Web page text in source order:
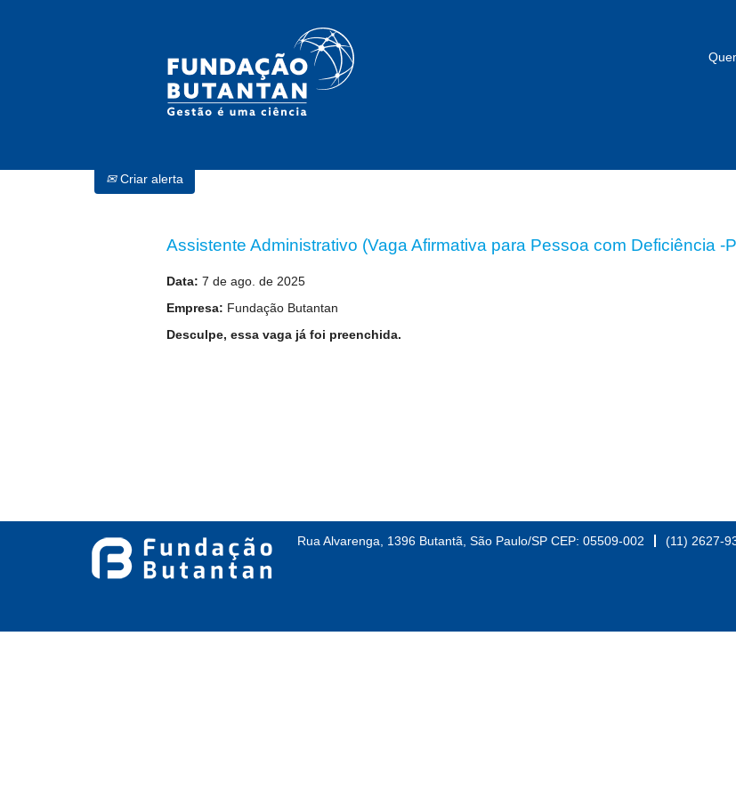
Criar alerta
Assistente Administrativo (Vaga Afirmativa para Pessoa com Deficiência -
Data: 7 de ago. de 2025
Empresa: Fundação Butantan
Desculpe, essa vaga já foi preenchida.
Rua Alvarenga, 1396 Butantã, São Paulo/SP CEP: 05509-002 (11) 2627-